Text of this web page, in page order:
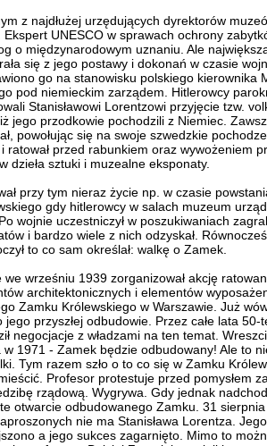
z najdłużej urzędujących dyrektorów
Ekspert UNESCO w sprawach ochrony
o międzynarodowym uznaniu. Ale
się z jego postawy i dokonań w czasie
go na stanowisku polskiego kierownika
pod niemieckim zarządem. Hitlerowcy
Stanisławowi Lorentzowi przyjęcie tzw.
jego przodkowie pochodzili z Niemiec.
powołując się na swoje szwedzkie
i ratował przed rabunkiem oraz wywożeniem
dzieła sztuki i muzealne eksponaty.
przy tym nieraz życie np. w czasie
gdy hitlerowcy w salach muzeum
wojnie uczestniczył w poszukiwaniach
i bardzo wiele z nich odzyskał.
to co sam określał: walkę o Zamek.
we wrześniu 1939 zorganizował akcję
architektonicznych i elementów
Zamku Królewskiego w Warszawie. Już
jego przyszłej odbudowie. Przez całe lata 50-
negocjacje z władzami na ten temat.
w 1971 - Zamek będzie odbudowany! Ale to
Tym razem szło o to co się w Zamku
Profesor protestuje przed pomysłem
rządową. Wygrywa. Gdy jednak
otwarcie odbudowanego Zamku. 31
nie ma Stanisława Lorentza. Jego
a jego sukces zagarnięto. Mimo to